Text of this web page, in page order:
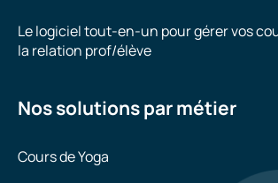
Le logiciel tout-en-un pour gérer vos
la relation prof/élève
Nos solutions par métier
Cours de Yoga